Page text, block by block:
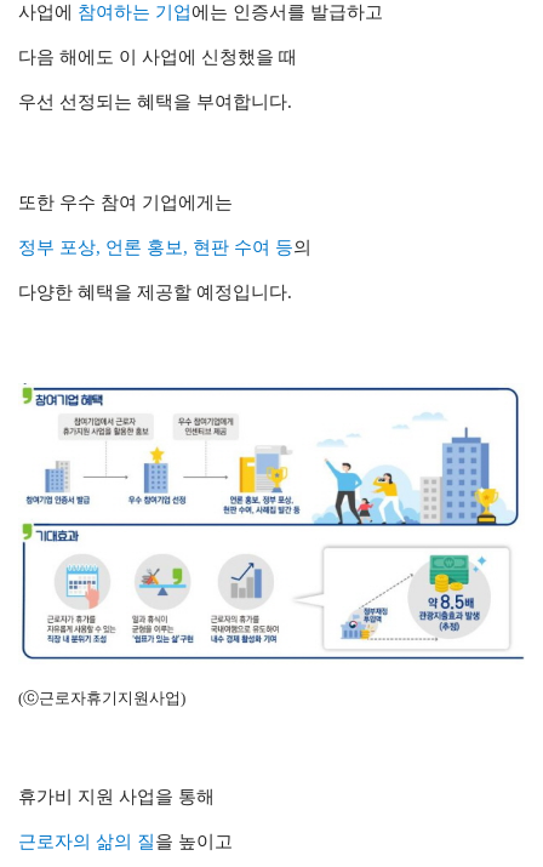
사업에 참여하는 기업에는 인증서를 발급하고
다음 해에도 이 사업에 신청했을 때
우선 선정되는 혜택을 부여합니다.
또한 우수 참여 기업에게는
정부 포상, 언론 홍보, 현판 수여 등의
다양한 혜택을 제공할 예정입니다.
(ⓒ근로자휴기지원사업)
휴가비 지원 사업을 통해
근로자의 삶의 질을 높이고